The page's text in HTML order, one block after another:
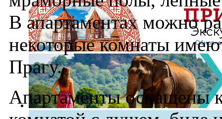
В апартаментах можно
некоторые комнаты
Прагу.
Апартаменты оснащены